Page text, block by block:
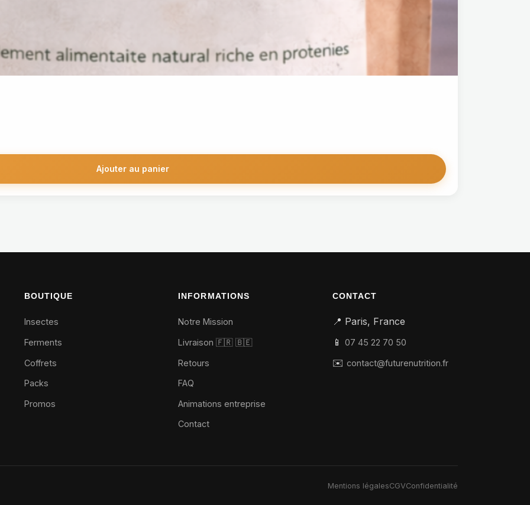
Ajouter au panier
BOUTIQUE
Insectes
Ferments
Coffrets
Packs
Promos
INFORMATIONS
Notre Mission
Livraison 🇫🇷 🇧🇪
Retours
FAQ
Animations entreprise
Contact
CONTACT
📍 Paris, France
📱
07 45 22 70 50
✉️ contact@futurenutrition.fr
Mentions légalesCGVConfidentialité